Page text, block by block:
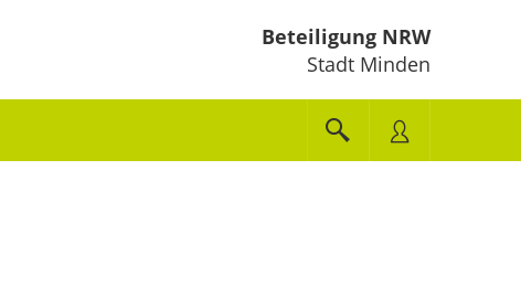
Beteiligung NRW
Stadt Minden